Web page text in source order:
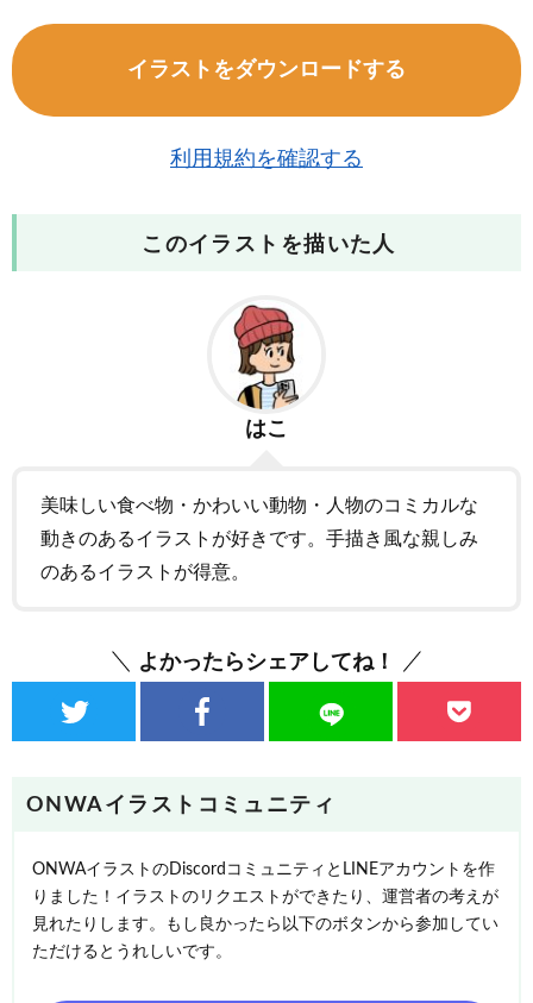
イラストをダウンロードする
利用規約を確認する
このイラストを描いた人
はこ
美味しい食べ物・かわいい動物・人物のコミカルな
動きのあるイラストが好きです。手描き風な親しみ
のあるイラストが得意。
よかったらシェアしてね！
ONWAイラストコミュニティ
ONWAイラストのDiscordコミュニティとLINEアカウントを作
りました！イラストのリクエストができたり、運営者の考えが
見れたりします。もし良かったら以下のボタンから参加してい
ただけるとうれしいです。